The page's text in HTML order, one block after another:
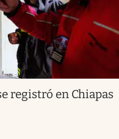
registró en Chiapas